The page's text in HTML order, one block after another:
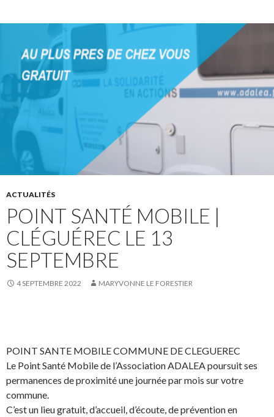
ACTUALITÉS
POINT SANTÉ MOBILE |
CLÉGUÉREC LE 13
SEPTEMBRE
4 SEPTEMBRE 2022 MARYVONNE LE FORESTIER
POINT SANTE MOBILE COMMUNE DE CLEGUEREC
Le Point Santé Mobile de l’Association ADALEA poursuit ses
permanences de proximité une journée par mois sur votre
commune.
C’est un lieu gratuit, d’accueil, d’écoute, de prévention en